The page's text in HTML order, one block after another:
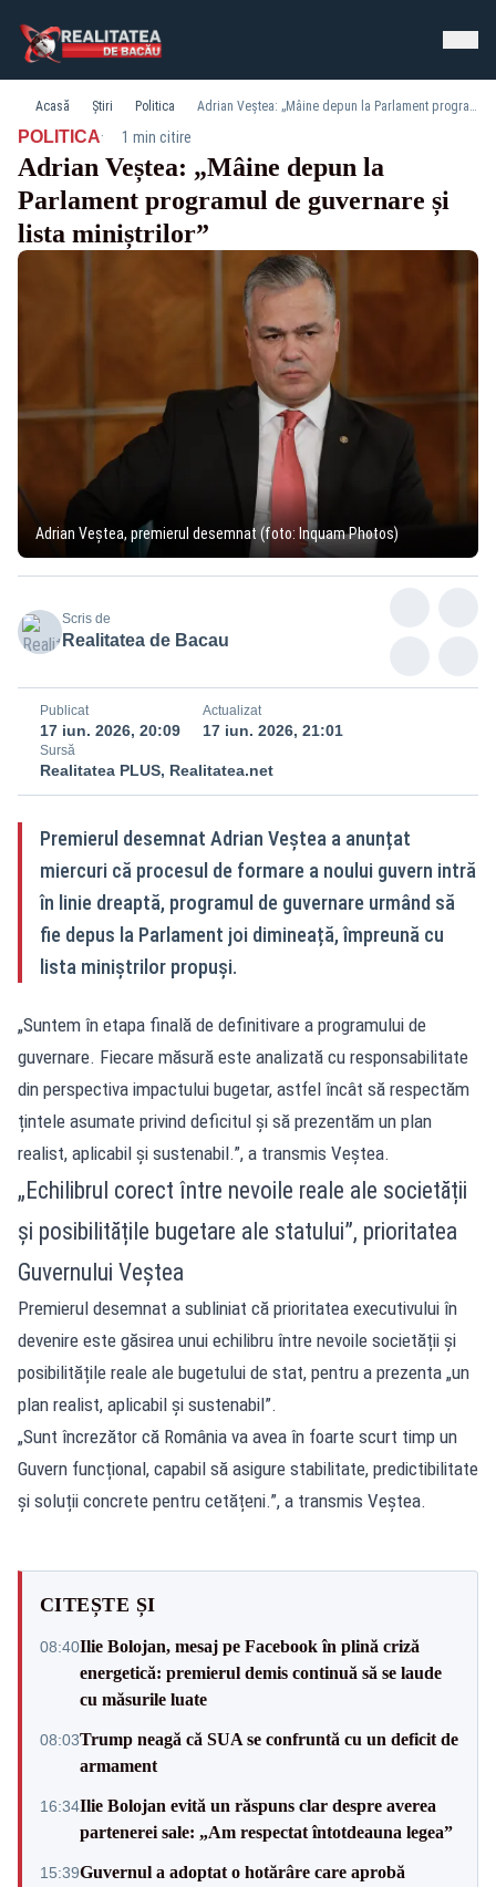
Acasă Știri Politica Adrian Veștea: „Mâine depun la Parlament programul de guvernare și lista miniștrilor”
POLITICA· 1 min citire
Adrian Veștea: „Mâine depun la
Parlament programul de guvernare și
lista miniștrilor”
Adrian Veștea, premierul desemnat (foto: Inquam Photos)
Scris de
Realitatea de Bacau
Publicat
17 iun. 2026, 20:09
Actualizat
17 iun. 2026, 21:01
Sursă
Realitatea PLUS, Realitatea.net
Premierul desemnat Adrian Veștea a anunțat
miercuri că procesul de formare a noului guvern intră
în linie dreaptă, programul de guvernare urmând să
fie depus la Parlament joi dimineață, împreună cu
lista miniștrilor propuși.
„Suntem în etapa finală de definitivare a programului de
guvernare. Fiecare măsură este analizată cu responsabilitate
din perspectiva impactului bugetar, astfel încât să respectăm
țintele asumate privind deficitul și să prezentăm un plan
realist, aplicabil și sustenabil.”, a transmis Veștea.
„Echilibrul corect între nevoile reale ale societății
și posibilitățile bugetare ale statului”, prioritatea
Guvernului Veștea
Premierul desemnat a subliniat că prioritatea executivului în
devenire este găsirea unui echilibru între nevoile societății și
posibilitățile reale ale bugetului de stat, pentru a prezenta „un
plan realist, aplicabil și sustenabil”.
„Sunt încrezător că România va avea în foarte scurt timp un
Guvern funcțional, capabil să asigure stabilitate, predictibilitate
și soluții concrete pentru cetățeni.”, a transmis Veștea.
CITEȘTE ȘI
08:40Ilie Bolojan, mesaj pe Facebook în plină criză
energetică: premierul demis continuă să se laude
cu măsurile luate
08:03Trump neagă că SUA se confruntă cu un deficit de
armament
16:34Ilie Bolojan evită un răspuns clar despre averea
partenerei sale: „Am respectat întotdeauna legea”
15:39Guvernul a adoptat o hotărâre care aprobă